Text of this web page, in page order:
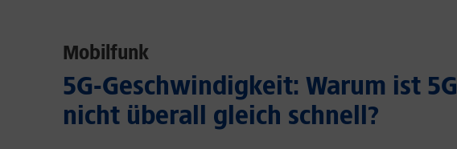
Mobilfunk
5G-Geschwindigkeit: Warum ist 5G
nicht überall gleich schnell?